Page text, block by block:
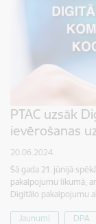
PTAC uzsāk
ievērošanas
20.06.2024.
Šā gada 21. jūnijā
pakalpojumu likumā,
Digitālo pakalpojumu
Jaunumi DPA